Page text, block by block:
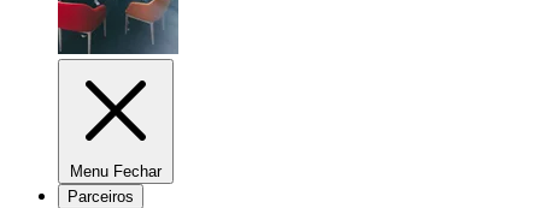
Menu Fechar
Parceiros